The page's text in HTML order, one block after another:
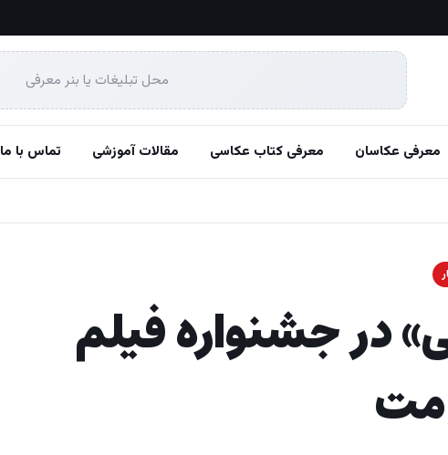
محل تبلیغات یا بنر معرفی
معرفی عکاسان معرفی کتاب عکاسی مقالات آموزشی تماس با ما
در جشنواره فیلم